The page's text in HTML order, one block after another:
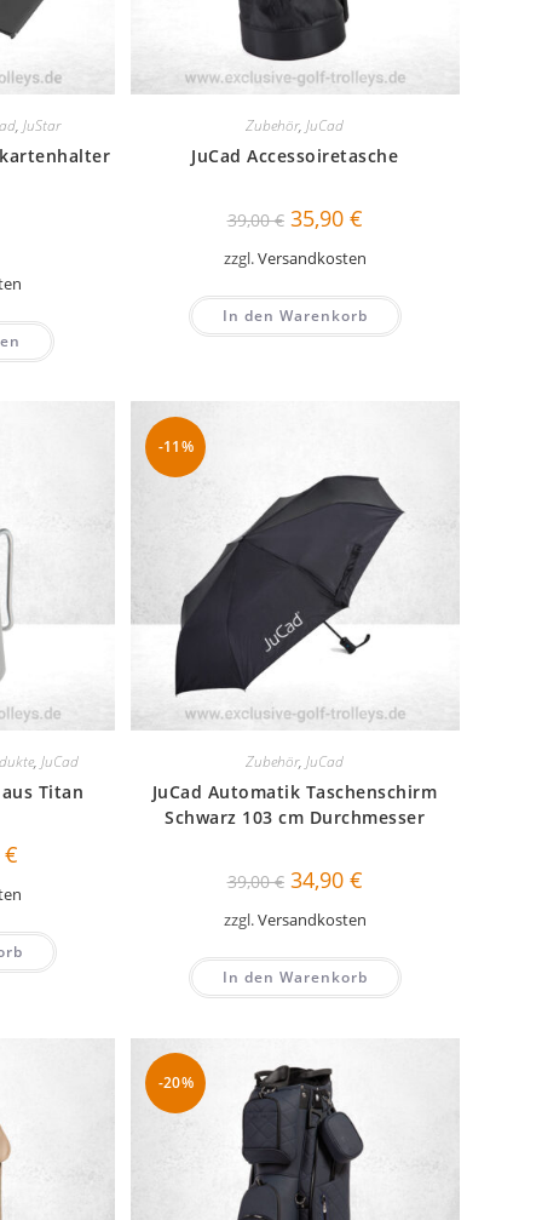
, JuStar Zubehör,JuCad
JuCad Accessoiretasche
39,00€ Ursprünglicher
Preis
war:
39,00 €
35,90 €Aktueller
Preis
35,90 €.
zzgl.Versandkosten
In den Warenkorb
,JuCad
Titan
€
69,90 €.
-11%
Zubehör,JuCad
JuCad Automatik Taschenschirm
Schwarz 103 cm Durchmesser
39,00€ Ursprünglicher
Preis
war:
39,00 €
34,90 €Aktueller
Preis
34,90 €.
zzgl.Versandkosten
In den Warenkorb
-20%